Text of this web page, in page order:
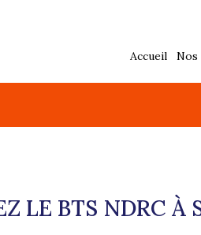
Accueil Nos
LE BTS NDRC À